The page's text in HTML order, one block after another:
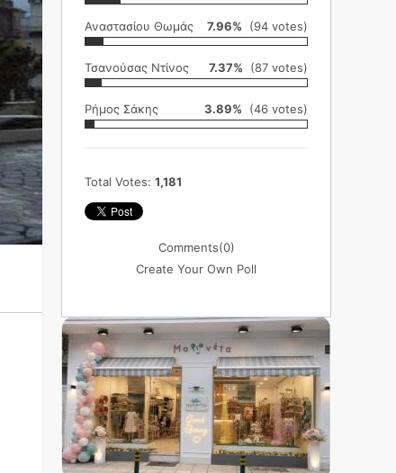
Αναστασίου Θωμάς 7.96% (94 votes)
Τσανούσας Ντίνος 7.37% (87 votes)
Ρήμος Σάκης 3.89% (46 votes)
Total Votes: 1,181
Comments(0)
Create Your Own Poll